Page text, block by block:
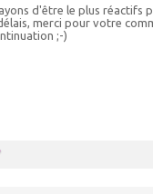
d'être le plus réactifs
merci pour votre
;-)